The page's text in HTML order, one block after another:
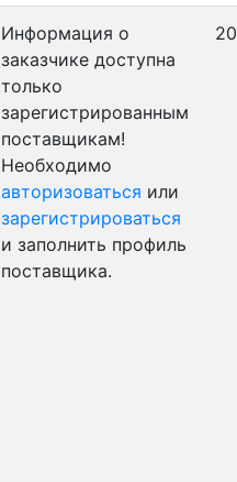
Информация о
заказчике доступна
только
зарегистрированным
поставщикам!
Необходимо
авторизоваться или
зарегистрироваться
и заполнить профиль
поставщика.